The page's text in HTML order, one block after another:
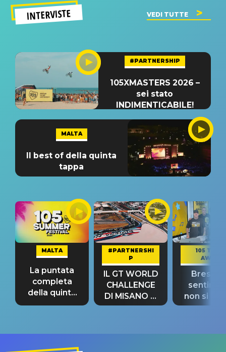
INTERVISTE VEDI TUTTE
#PARTNERSHIP
105XMASTERS 2026 –
sei stato
INDIMENTICABILE!
MALTA
Il best of della quinta
tappa
MALTA
La puntata
completa
della quinta
tappa
#PARTNERSHI
P
IL GT WORLD
CHALLENGE
DI MISANO si
riconferma
105 TAKE
AWAY
Bresh:
non si
fino alla